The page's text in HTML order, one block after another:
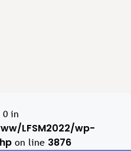
0 in
LFSM2022/wp-
on line 3876